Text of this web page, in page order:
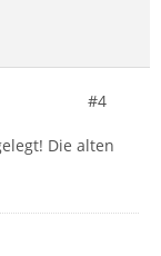
#4
Die alten